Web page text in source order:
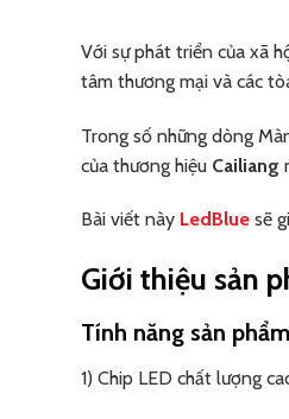
Với sự phát triển của xã
tâm thương mại và các
Trong số những dòng
của thương hiệu Cailiang
Bài viết này LedBlue sẽ
Giới thiệu sản
Tính năng sản
1) Chip LED chất lượng